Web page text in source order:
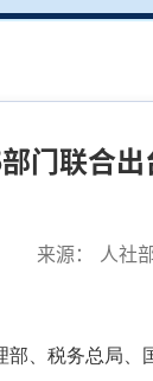
门联合
来源： 人社
、税务总局